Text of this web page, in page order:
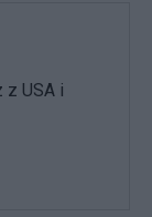
z USA i